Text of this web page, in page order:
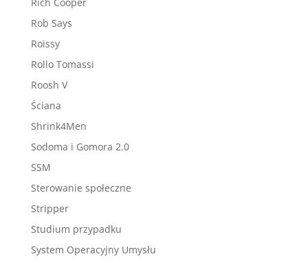
Rob Says
Roissy
Rollo Tomassi
Roosh V
Ściana
Shrink4Men
Sodoma i Gomora 2.0
SSM
Sterowanie społeczne
Stripper
Studium przypadku
System Operacyjny Umysłu